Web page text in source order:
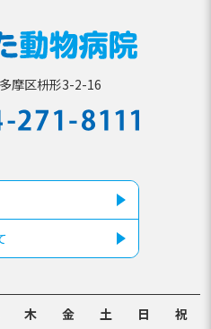
摩区枡形3-2-16
木 金 土 日 祝